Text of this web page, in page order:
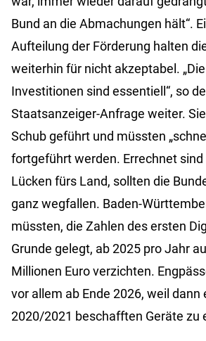
Bund an die Abmachungen hält“.
Aufteilung der Förderung halten
weiterhin für nicht akzeptabel.
Investitionen sind essentiell“, so
Staatsanzeiger-Anfrage weiter.
Schub geführt und müssten
fortgeführt werden. Errechnet sind
Lücken fürs Land, sollten die
ganz wegfallen. Baden-
müssten, die Zahlen des ersten
Grunde gelegt, ab 2025 pro Jahr
Millionen Euro verzichten.
vor allem ab Ende 2026, weil dann
2020/2021 beschafften Geräte zu